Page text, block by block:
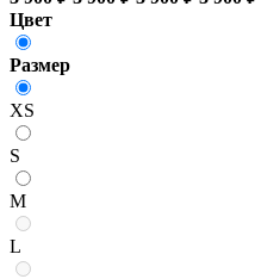
Цвет
Размер
XS
S
M
L